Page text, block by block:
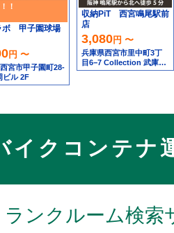
！
ボ 甲子園球場
円 〜
宮市甲子園町28-
ビル 2F
収納PiT 西宮鳴尾駅前
店
3,080円 〜
兵庫県西宮市里中町3丁
目6−7 Collection 武庫川
1階・2階
イクコンテ
ンクルーム検索